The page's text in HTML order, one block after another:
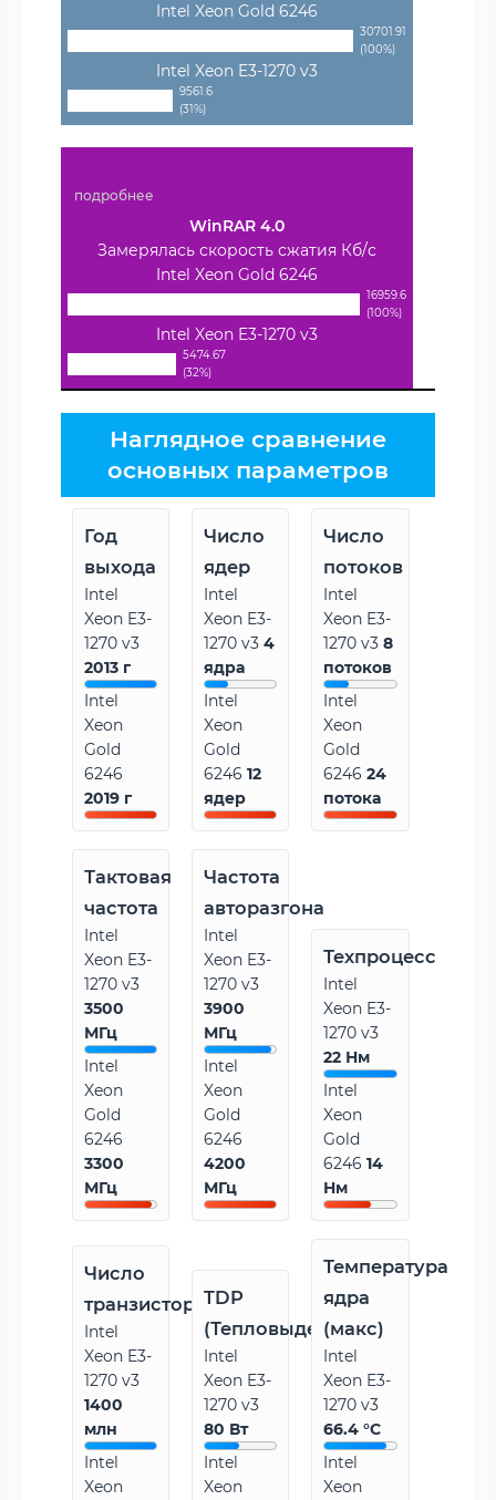
Intel Xeon Gold 6246
30701.91
(100%)
Intel Xeon E3-1270 v3
9561.6
(31%)
подробнее
WinRAR 4.0
Замерялась скорость сжатия Кб/с
Intel Xeon Gold 6246
16959.6
(100%)
Intel Xeon E3-1270 v3
5474.67
(32%)
Наглядное сравнение
основных параметров
Год
выхода
Intel
Xeon E3-
1270 v3
2013 г
Intel
Xeon
Gold
6246
2019 г
Число
ядер
Intel
Xeon E3-
1270 v34
ядра
Intel
Xeon
Gold
624612
ядер
Число
потоков
Intel
Xeon E3-
1270 v38
потоков
Intel
Xeon
Gold
624624
потока
Тактовая
частота
Intel
Xeon E3-
1270 v3
3500
МГц
Intel
Xeon
Gold
6246
3300
МГц
Частота
авторазгона
Intel
Xeon E3-
1270 v3
3900
МГц
Intel
Xeon
Gold
6246
4200
МГц
Техпроцесс
Intel
Xeon E3-
1270 v3
22 Нм
Intel
Xeon
Gold
624614
Нм
Число
транзисторов
Intel
Xeon E3-
1270 v3
1400
млн
Intel
Xeon
TDP
(Тепловыделение)
Intel
Xeon E3-
1270 v3
80 Вт
Intel
Xeon
Температура
ядра
(макс)
Intel
Xeon E3-
1270 v3
66.4 °C
Intel
Xeon